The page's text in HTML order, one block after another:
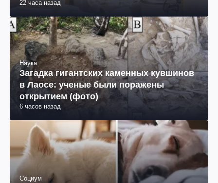
22 часа назад
Наука
Загадка гигантских каменных кувшинов
в Лаосе: ученые были поражены
открытием (фото)
6 часов назад
Социум